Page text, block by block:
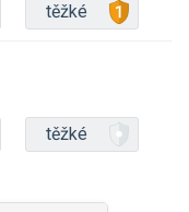
těžké
těžké